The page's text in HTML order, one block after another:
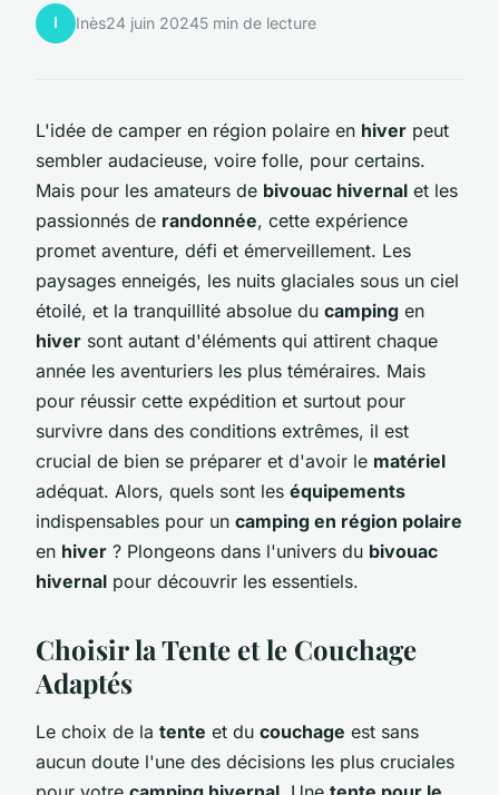
I Inès24 juin 20245 min de lecture
L'idée de camper en région polaire en hiver peut
sembler audacieuse, voire folle, pour certains.
Mais pour les amateurs de bivouac hivernal et les
passionnés de randonnée, cette expérience
promet aventure, défi et émerveillement. Les
paysages enneigés, les nuits glaciales sous un ciel
étoilé, et la tranquillité absolue du camping en
hiver sont autant d'éléments qui attirent chaque
année les aventuriers les plus téméraires. Mais
pour réussir cette expédition et surtout pour
survivre dans des conditions extrêmes, il est
crucial de bien se préparer et d'avoir le matériel
adéquat. Alors, quels sont les équipements
indispensables pour un camping en région polaire
en hiver ? Plongeons dans l'univers du bivouac
hivernal pour découvrir les essentiels.
Choisir la Tente et le Couchage
Adaptés
Le choix de la tente et du couchage est sans
aucun doute l'une des décisions les plus cruciales